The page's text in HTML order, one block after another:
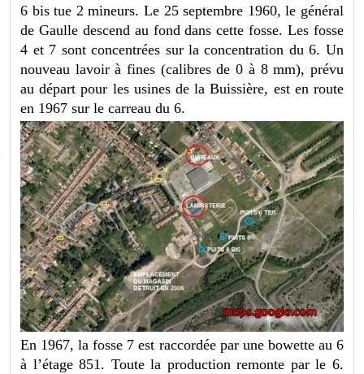
6 bis tue 2 mineurs. Le 25 septembre 1960, le général
de Gaulle descend au fond dans cette fosse. Les fosse
4 et 7 sont concentrées sur la concentration du 6. Un
nouveau lavoir à fines (calibres de 0 à 8 mm), prévu
au départ pour les usines de la Buissière, est en route
en 1967 sur le carreau du 6.
En 1967, la fosse 7 est raccordée par une bowette au 6
à l’étage 851. Toute la production remonte par le 6.